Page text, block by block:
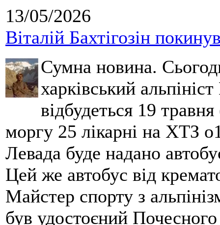
13/05/2026
Віталій Бахтігозін
Сумна новина.
харківський
відбудеться 19
моргу 25 лікарні на ХТЗ
Левада буде надано
Цей же автобус від
Майстер спорту з
був удостоєний